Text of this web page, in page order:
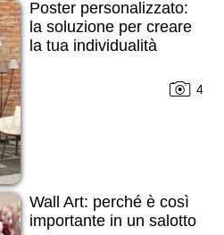
Poster personalizzato:
la soluzione per creare
la tua individualità
4
Wall Art: perché è così
importante in un salotto